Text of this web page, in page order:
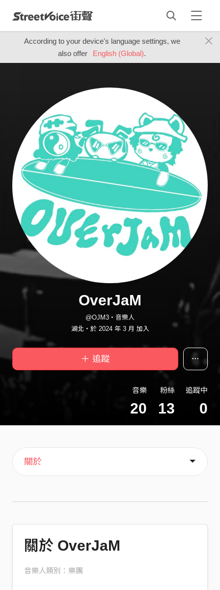
According to your device's language settings, we
also offer
English (Global).
OverJaM
@OJM3・音樂人
湖北・於 2024 年 3 月 加入
＋ 追蹤
音樂
20
粉絲
13
追蹤中
0
主頁
音樂
喜歡
關於
關於 OverJaM
音樂人類別：樂團